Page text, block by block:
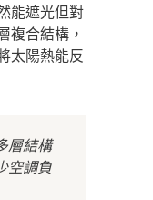
能遮光但對
複合結構，
太陽熱能反
層結構
空調負